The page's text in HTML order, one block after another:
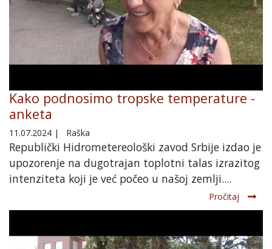
Kako podnosimo tropske temperature -
anketa
11.07.2024 | Raška
Republički Hidrometereološki zavod Srbije izdao je
upozorenje na dugotrajan toplotni talas izrazitog
intenziteta koji je već počeo u našoj zemlji....
Pročitaj